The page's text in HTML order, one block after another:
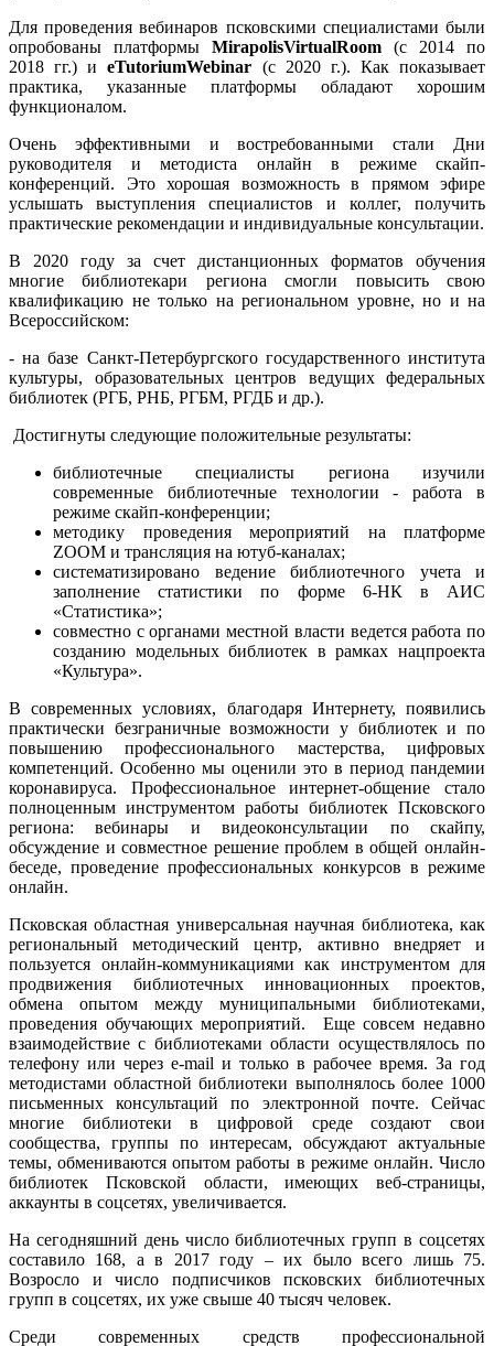
Для проведения вебинаров псковскими специалистами были
опробованы платформы MirapolisVirtualRoom (c 2014 по
2018 гг.) иeTutoriumWebinar (с 2020 г.). Как показывает
практика, указанные платформы обладают хорошим
функционалом.
Очень эффективными и востребованными стали Дни
руководителя и методиста онлайн в режиме скайп-
конференций. Это хорошая возможность в прямом эфире
услышать выступления специалистов и коллег, получить
практические рекомендации и индивидуальные консультации.
В 2020 году за счет дистанционных форматов обучения
многие библиотекари региона смогли повысить свою
квалификацию не только на региональном уровне, но и на
Всероссийском:
- на базе Санкт-Петербургского государственного института
культуры, образовательных центров ведущих федеральных
библиотек (РГБ, РНБ, РГБМ, РГДБ и др.).
Достигнуты следующие положительные результаты:
библиотечные специалисты региона изучили
современные библиотечные технологии - работа в
режиме скайп-конференции;
методику проведения мероприятий на платформе
ZOOM и трансляция на ютуб-каналах;
систематизировано ведение библиотечного учета и
заполнение статистики по форме 6-НК в АИС
«Статистика»;
совместно с органами местной власти ведется работа по
созданию модельных библиотек в рамках нацпроекта
«Культура».
В современных условиях, благодаря Интернету, появились
практически безграничные возможности у библиотек и по
повышению профессионального мастерства, цифровых
компетенций. Особенно мы оценили это в период пандемии
коронавируса. Профессиональное интернет-общение стало
полноценным инструментом работы библиотек Псковского
региона: вебинары и видеоконсультации по скайпу,
обсуждение и совместное решение проблем в общей онлайн-
беседе, проведение профессиональных конкурсов в режиме
онлайн.
Псковская областная универсальная научная библиотека, как
региональный методический центр, активно внедряет и
пользуется онлайн-коммуникациями как инструментом для
продвижения библиотечных инновационных проектов,
обмена опытом между муниципальными библиотеками,
проведения обучающих мероприятий. Еще совсем недавно
взаимодействие с библиотеками области осуществлялось по
телефону или через e-mail и только в рабочее время. За год
методистами областной библиотеки выполнялось более 1000
письменных консультаций по электронной почте. Сейчас
многие библиотеки в цифровой среде создают свои
сообщества, группы по интересам, обсуждают актуальные
темы, обмениваются опытом работы в режиме онлайн. Число
библиотек Псковской области, имеющих веб-страницы,
аккаунты в соцсетях, увеличивается.
На сегодняшний день число библиотечных групп в соцсетях
составило 168, а в 2017 году – их было всего лишь 75.
Возросло и число подписчиков псковских библиотечных
групп в соцсетях, их уже свыше 40 тысяч человек.
Среди современных средств профессиональной